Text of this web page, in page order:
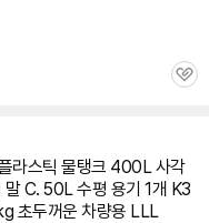
관
라스틱 물탱크 400L 사각
C. 50L 수평 용기 1개 K3
초두꺼운 차량용 LLL